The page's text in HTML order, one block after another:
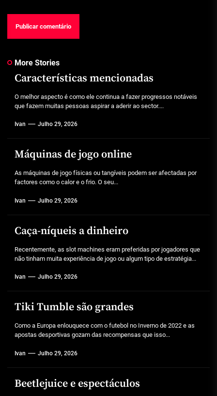
More Stories
Características mencionadas
O melhor aspecto é como ele continua a fazer progressos notáveis
que fazem muitas pessoas aspirar a aderir ao sector....
Ivan Julho 29, 2026
Máquinas de jogo online
As máquinas de jogo físicas ou tangíveis podem ser afectadas por
factores como o calor e o frio. O seu...
Ivan Julho 29, 2026
Caça-níqueis a dinheiro
Recentemente, as slot machines eram preferidas por jogadores que
não tinham muita experiência de jogo ou algum tipo de estratégia...
Ivan Julho 29, 2026
Tiki Tumble são grandes
Como a Europa enlouquece com o futebol no Inverno de 2022 e as
apostas desportivas gozam das recompensas que isso...
Ivan Julho 29, 2026
Beetlejuice e espectáculos